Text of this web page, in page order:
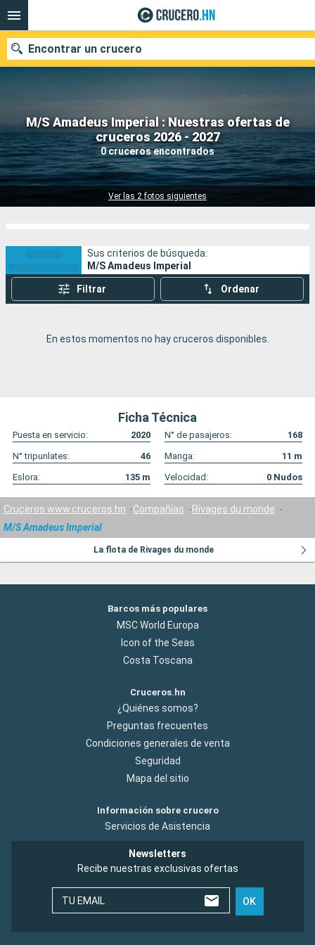
M/S Amadeus Imperial : Nuestras ofertas de
cruceros 2026 - 2027
0 cruceros encontrados
Ver las 2 fotos siguientes
Encontrar un crucero
Nuestros destinos
Fecha de salida
Sus criterios de búsqueda:
M/S Amadeus Imperial
Filtrar Ordenar
En estos momentos no hay cruceros disponibles.
Ficha Técnica
Puesta en servicio: 2020 N° de pasajeros:
168
N° tripunlates:
46 Manga: 11 m
Eslora:
135 m Velocidad: 0 Nudos
Cruceros www.cruceros.hn Compañías
Rivages du monde
M/S Amadeus Imperial
La flota de Rivages du monde
Barcos más populares
MSC World Europa
Icon of the Seas
Costa Toscana
Cruceros.hn
¿Quiénes somos?
Preguntas frecuentes
Condiciones generales de venta
Seguridad
Mapa del sitio
Información sobre crucero
Servicios de Asistencia
Newsletters
Recibe nuestras exclusivas ofertas
TU EMAIL OK